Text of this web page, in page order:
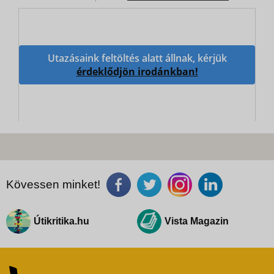
Utazásaink feltöltés alatt állnak, kérjük
érdeklődjön irodánkban!
Kövessen minket!
Útikritika.hu Vista Magazin